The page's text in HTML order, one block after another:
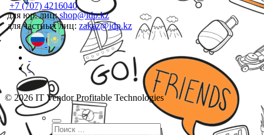
+7 (707) 4216040
для юр. лиц:shop@idp.kz
для частных лиц: zakaz@idp.kz
© 2026 IT Vendor Profitable Technologies